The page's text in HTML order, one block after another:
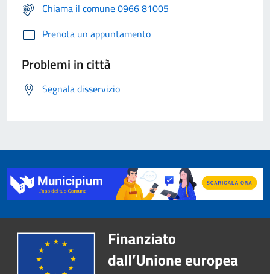
Chiama il comune 0966 81005
Prenota un appuntamento
Problemi in città
Segnala disservizio